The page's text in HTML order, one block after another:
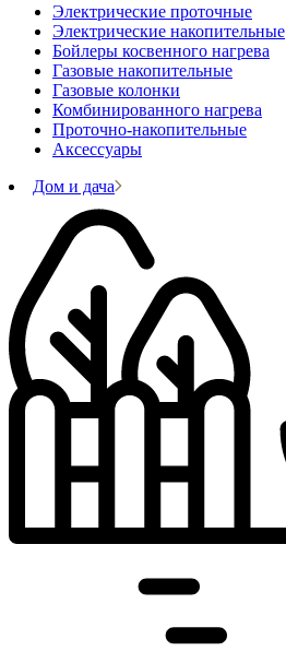
Электрические проточные
Электрические накопительные
Бойлеры косвенного нагрева
Газовые накопительные
Газовые колонки
Комбинированного нагрева
Проточно-накопительные
Аксессуары
Дом и дача